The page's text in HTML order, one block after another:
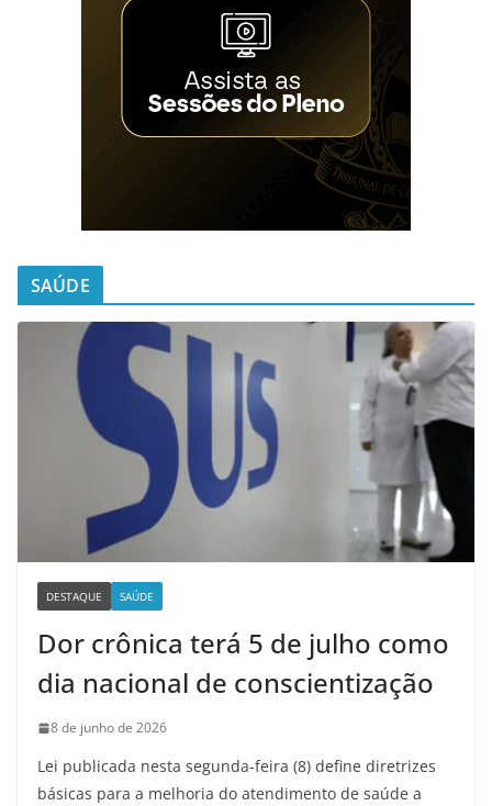
SAÚDE
DESTAQUE SAÚDE
Dor crônica terá 5 de julho como
dia nacional de conscientização
8 de junho de 2026
Lei publicada nesta segunda-feira (8) define diretrizes
básicas para a melhoria do atendimento de saúde a